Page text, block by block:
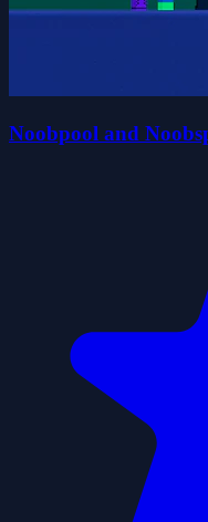
Noobpool and